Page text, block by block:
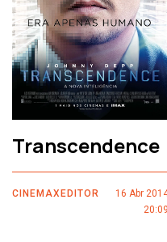
Transcendence
CINEMAXEDITOR
16 Abr
20:09